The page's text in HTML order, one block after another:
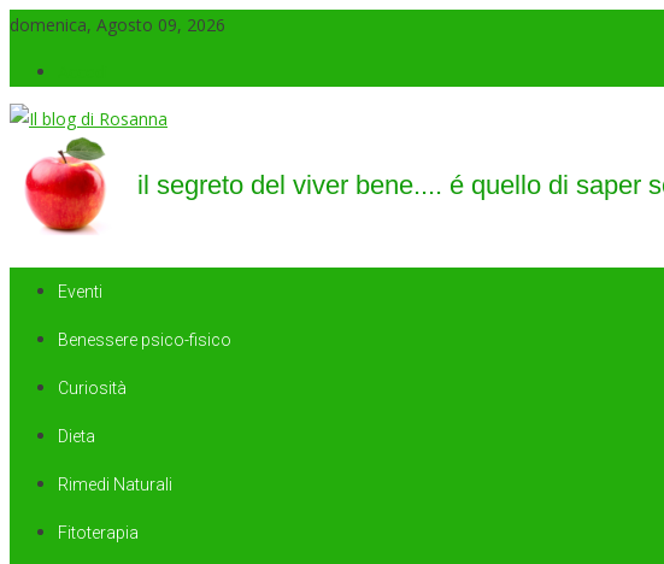
domenica, Agosto 09, 2026
Il blog di Rosanna
il segreto del viver bene…. é quello di saper sorridere sempre
Eventi
Benessere psico-fisico
Curiosità
Dieta
Rimedi Naturali
Fitoterapia